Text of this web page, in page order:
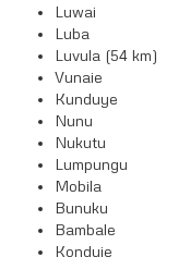
Luwai
Luba
Luvula (54 km)
Vunaie
Kunduye
Nunu
Nukutu
Lumpungu
Mobila
Bunuku
Bambale
Konduie